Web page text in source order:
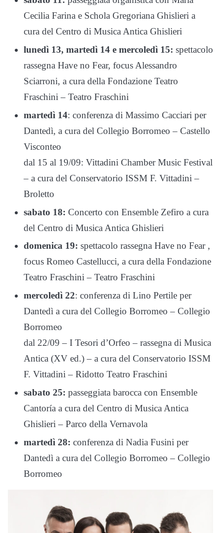
Cecilia Farina e Schola Gregoriana Ghislieri a
cura del Centro di Musica Antica Ghislieri
lunedì 13, martedì 14 e mercoledì 15: spettacolo
rassegna Have no Fear, focus Alessandro
Sciarroni, a cura della Fondazione Teatro
Fraschini – Teatro Fraschini
martedì 14: conferenza di Massimo Cacciari per
Dantedì, a cura del Collegio Borromeo – Castello
Visconteo
dal 15 al 19/09: Vittadini Chamber Music Festival
– a cura del Conservatorio ISSM F. Vittadini –
Broletto
sabato 18: Concerto con Ensemble Zefiro a cura
del Centro di Musica Antica Ghislieri
domenica 19: spettacolo rassegna Have no Fear ,
focus Romeo Castellucci, a cura della Fondazione
Teatro Fraschini – Teatro Fraschini
mercoledì 22: conferenza di Lino Pertile per
Dantedì a cura del Collegio Borromeo – Collegio
Borromeo
dal 22/09 – I Tesori d’Orfeo – rassegna di Musica
Antica (XV ed.) – a cura del Conservatorio ISSM
F. Vittadini – Ridotto Teatro Fraschini
sabato 25: passeggiata barocca con Ensemble
Cantoría a cura del Centro di Musica Antica
Ghislieri – Parco della Vernavola
martedì 28: conferenza di Nadia Fusini per
Dantedì a cura del Collegio Borromeo – Collegio
Borromeo